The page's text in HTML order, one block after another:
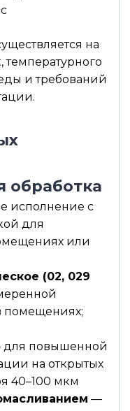
на
температурного
и требований
обработка
исполнение с
для
или
(02, 029
помещениях;
повышенной
на открытых
40–100 мкм
—